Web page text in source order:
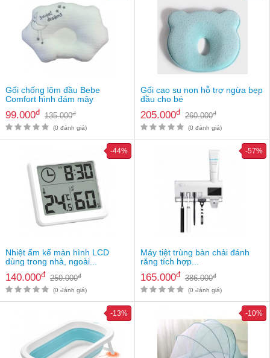
Gối chống lõm đầu Bebe
Comfort hình đám mây
99.000đ 135.000đ
(0 đánh giá)
Gối cao su non hỗ trợ ngừa bẹp
đầu cho bé
205.000đ 260.000đ
(0 đánh giá)
Nhiệt ẩm kế màn hình LCD
dùng trong nhà, ngoài...
140.000đ 250.000đ
-44%
(0 đánh giá)
Máy tiệt trùng bàn chải đánh
răng tích hợp...
165.000đ 386.000đ
-57%
(0 đánh giá)
-13% -10%